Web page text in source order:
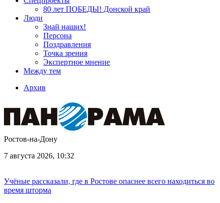
80 лет ПОБЕДЫ! Донской край
Люди
Знай наших!
Персона
Поздравления
Точка зрения
Экспертное мнение
Между тем
Архив
Ростов-на-Дону
7 августа 2026, 10:32
Учёные рассказали, где в Ростове опаснее всего находиться во
время шторма